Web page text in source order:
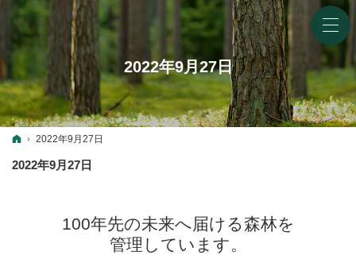
2022年9月27日
ホーム
2022年9月27日
2022年9月27日
100年先の未来へ届ける森林を
管理しています。